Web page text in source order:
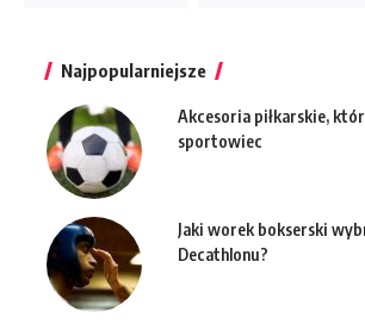
Najpopularniejsze
Akcesoria piłkarskie,
sportowiec
Jaki worek bokserski
Decathlonu?